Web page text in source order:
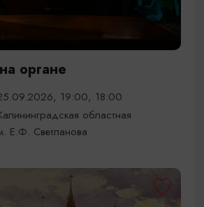
органе
19:00, 18:00
областная
Е.Ф. Светланова